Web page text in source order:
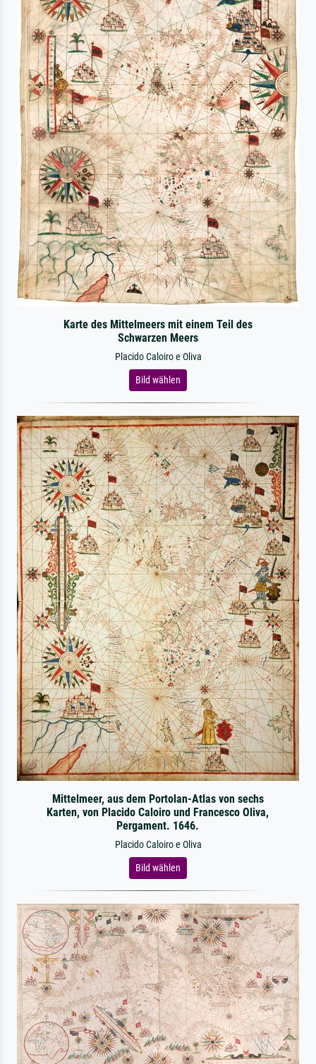
Karte des Mittelmeers mit einem Teil des
Schwarzen Meers
Placido Caloiro e Oliva
Bild wählen
Mittelmeer, aus dem Portolan-Atlas von sechs
Karten, von Placido Caloiro und Francesco Oliva,
Pergament. 1646.
Placido Caloiro e Oliva
Bild wählen